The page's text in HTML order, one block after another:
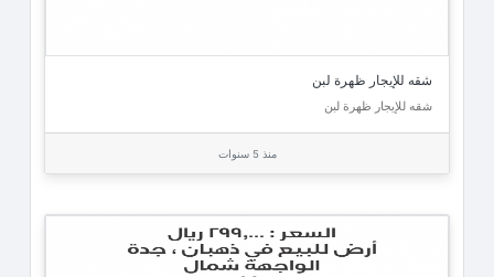
شقه للإيجار ظهرة لبن
شقه للإيجار ظهرة لبن
منذ 5 سنوات